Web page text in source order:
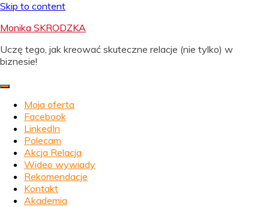
Skip to content
Monika SKRODZKA
Uczę tego, jak kreować skuteczne relacje (nie tylko) w
biznesie!
Moja oferta
Facebook
LinkedIn
Polecam
Akcja Relacja
Wideo wywiady
Rekomendacje
Kontakt
Akademia